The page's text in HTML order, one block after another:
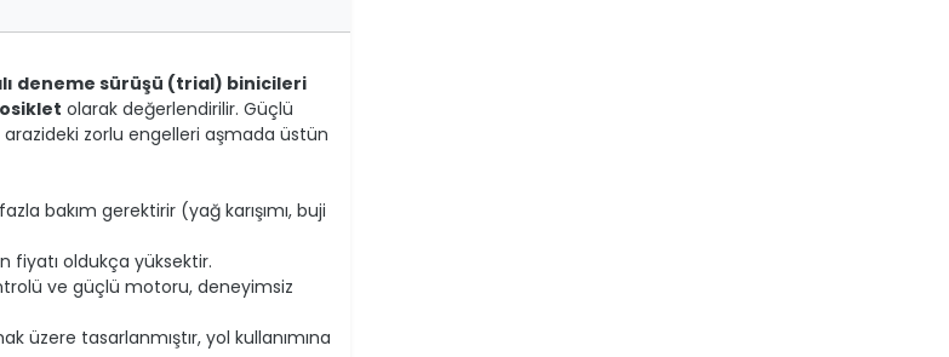
deneme sürüşü (trial) binicileri
olarak değerlendirilir. Güçlü
zorlu engelleri aşmada üstün
bakım gerektirir (yağ karışımı, buji
fiyatı oldukça yüksektir.
ve güçlü motoru, deneyimsiz
üzere tasarlanmıştır, yol kullanımına